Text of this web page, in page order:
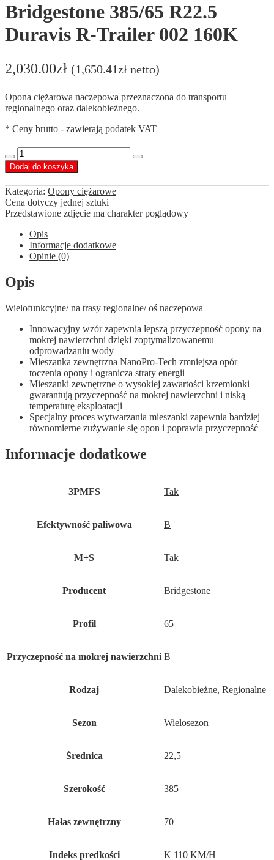
Bridgestone 385/65 R22.5
Duravis R-Trailer 002 160K
2,030.00zł (1,650.41zł netto)
Opona ciężarowa naczepowa przeznaczona do transportu
regionalnego oraz dalekobieżnego.
* Ceny brutto - zawierają podatek VAT
Decrease
quantity
ilość
Bridgestone
385/65
R22.5
Duravis
R-
Trailer
002
160K
Increase
Dodaj do koszyka
Kategoria: Opony ciężarowe
Cena dotyczy jednej sztuki
Przedstawione zdjęcie ma charakter poglądowy
Opis
Informacje dodatkowe
Opinie (0)
Opis
Wielofunkcyjne/ na trasy regionalne/ oś naczepowa
Innowacyjny wzór zapewnia lepszą przyczepność opony na
mokrej nawierzchni dzięki zoptymalizowanemu
odprowadzaniu wody
Mieszanka zewnętrzna NanoPro-Tech zmniejsza opór
toczenia opony i ogranicza straty energii
Mieszanki zewnętrzne o wysokiej zawartości krzemionki
gwarantują przyczepność na mokrej nawierzchni i niską
temperaturę eksploatacji
Specjalny proces wytwarzania mieszanki zapewnia bardziej
równomierne zużywanie się opon i poprawia przyczepność
Informacje dodatkowe
3PMFS Tak
Efektywność paliwowa B
M+S Tak
Producent Bridgestone
Profil 65
Przyczepność na mokrej nawierzchni B
Rodzaj Dalekobieżne, Regionalne
Sezon Wielosezon
Średnica 22,5
Szerokość 385
Hałas zewnętrzny 70
Indeks predkości K 110 KM/H